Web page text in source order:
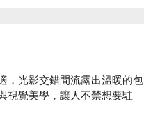
，光影交錯間流露出溫暖的包
視覺美學，讓人不禁想要駐